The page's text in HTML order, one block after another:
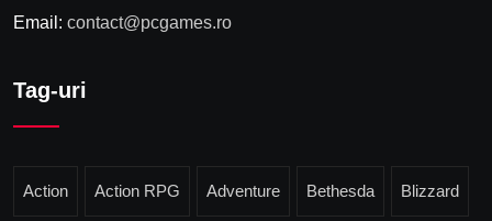
Email: contact@pcgames.ro
Tag-uri
Action Action RPG Adventure Bethesda Blizzard